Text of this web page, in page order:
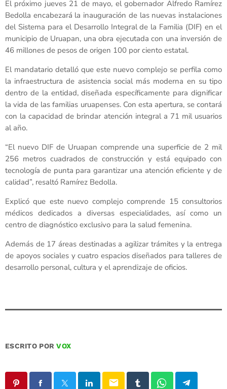
El próximo jueves 21 de mayo, el gobernador Alfredo Ramírez
Bedolla encabezará la inauguración de las nuevas instalaciones
del Sistema para el Desarrollo Integral de la Familia (DIF) en el
municipio de Uruapan, una obra ejecutada con una inversión de
46 millones de pesos de origen 100 por ciento estatal.
El mandatario detalló que este nuevo complejo se perfila como
la infraestructura de asistencia social más moderna en su tipo
dentro de la entidad, diseñada específicamente para dignificar
la vida de las familias uruapenses. Con esta apertura, se contará
con la capacidad de brindar atención integral a 71 mil usuarios
al año.
“El nuevo DIF de Uruapan comprende una superficie de 2 mil
256 metros cuadrados de construcción y está equipado con
tecnología de punta para garantizar una atención eficiente y de
calidad”, resaltó Ramírez Bedolla.
Explicó que este nuevo complejo comprende 15 consultorios
médicos dedicados a diversas especialidades, así como un
centro de diagnóstico exclusivo para la salud femenina.
Además de 17 áreas destinadas a agilizar trámites y la entrega
de apoyos sociales y cuatro espacios diseñados para talleres de
desarrollo personal, cultura y el aprendizaje de oficios.
ESCRITO PORVOX
email